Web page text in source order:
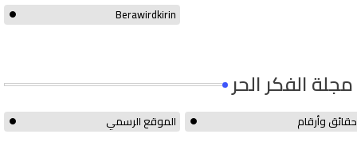
Berawirdkirin
مجلة الفكر الحر
الموقع الرسمي
حقائق وأرقام